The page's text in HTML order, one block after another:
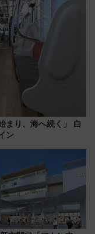
まり、海へ続く」 白
ン